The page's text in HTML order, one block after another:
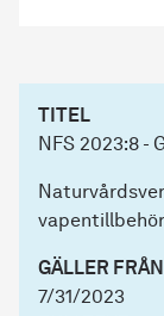
TITEL
NFS 2023:8 -
GÄLLER FRÅN
7/31/2023